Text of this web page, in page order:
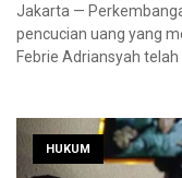
Jakarta —
pencucian uang yang
Febrie Adriansyah
HUKUM